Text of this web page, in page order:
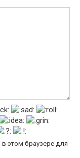
этом браузере для